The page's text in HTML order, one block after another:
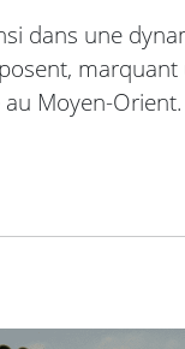
dans une
marquant
Moyen-Orient.